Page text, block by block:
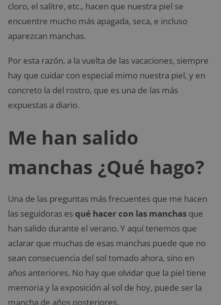
cloro, el salitre, etc., hacen que nuestra piel se
encuentre mucho más apagada, seca, e incluso
aparezcan manchas.
Por esta razón, a la vuelta de las vacaciones, siempre
hay que cuidar con especial mimo nuestra piel, y en
concreto la del rostro, que es una de las más
expuestas a diario.
Me han salido
manchas ¿Qué hago?
Una de las preguntas más frecuentes que me hacen
las seguidoras es qué hacer con las manchas que
han salido durante el verano. Y aquí tenemos que
aclarar que muchas de esas manchas puede que no
sean consecuencia del sol tomado ahora, sino en
años anteriores. No hay que olvidar que la piel tiene
memoria y la exposición al sol de hoy, puede ser la
mancha de años posteriores.